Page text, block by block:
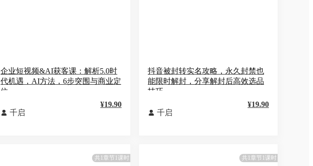
企业短视频&AI获客课：解析5.0时
代机遇，AI方法，6步突围与商业定
位
 千启
¥19.90
抖音被封转实名攻略，永久封禁也
能限时解封，分享解封后高效选品
技巧
 千启
¥19.90
共1章节1课时 共1章节1课时